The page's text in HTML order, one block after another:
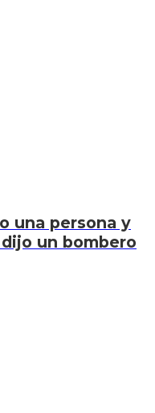
una persona y
un bombero